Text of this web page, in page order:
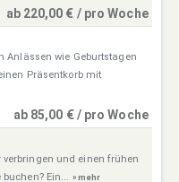
ab 220,00 € / pro Woche
Anlässen wie Geburtstagen
Präsentkorb mit
ab 85,00 € / pro Woche
und einen frühen
Ein...
» mehr